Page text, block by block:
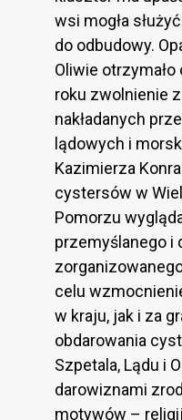
wsi mogła
do odbudowy.
Oliwie
roku zwolnienie
nakładanych
lądowych i
Kazimierza
cystersów w
Pomorzu
przemyślanego i
celu
w kraju, jak i za
obdarowania
Szpetala, Lądu i
darowiznami
motywów –